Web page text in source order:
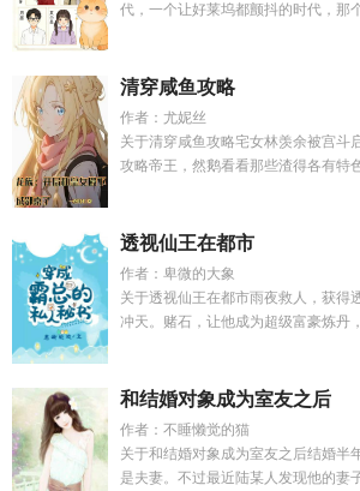
代，一个让好莱坞都颤抖的时代，那
清穿咸鱼攻略
作者：尤妮丝
关于清穿咸鱼攻略宅女林羡余被宫斗
攻略帝王，然鹅看看那些渣得各有特
透视仙王在都市
作者：卑微的大象
关于透视仙王在都市雨夜救人，获得
冲天。赌石，让他成为超级富豪炼丹
和结婚对象成为室友之后
作者：不睡懒觉的猫
关于和结婚对象成为室友之后结婚半
是夫妻。不过最近陆某人发现他的妻